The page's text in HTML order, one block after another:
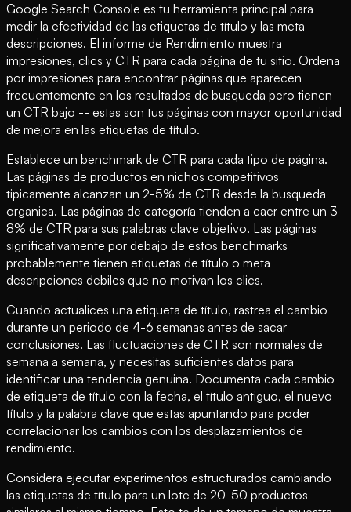
Google Search Console es tu herramienta principal para
medir la efectividad de las etiquetas de título y las meta
descripciones. El informe de Rendimiento muestra
impresiones, clics y CTR para cada página de tu sitio. Ordena
por impresiones para encontrar páginas que aparecen
frecuentemente en los resultados de busqueda pero tienen
un CTR bajo -- estas son tus páginas con mayor oportunidad
de mejora en las etiquetas de título.
Establece un benchmark de CTR para cada tipo de página.
Las páginas de productos en nichos competitivos
tipicamente alcanzan un 2-5% de CTR desde la busqueda
organica. Las páginas de categoría tienden a caer entre un 3-
8% de CTR para sus palabras clave objetivo. Las páginas
significativamente por debajo de estos benchmarks
probablemente tienen etiquetas de título o meta
descripciones debiles que no motivan los clics.
Cuando actualices una etiqueta de título, rastrea el cambio
durante un periodo de 4-6 semanas antes de sacar
conclusiones. Las fluctuaciones de CTR son normales de
semana a semana, y necesitas suficientes datos para
identificar una tendencia genuina. Documenta cada cambio
de etiqueta de título con la fecha, el título antiguo, el nuevo
título y la palabra clave que estas apuntando para poder
correlacionar los cambios con los desplazamientos de
rendimiento.
Considera ejecutar experimentos estructurados cambiando
las etiquetas de título para un lote de 20-50 productos